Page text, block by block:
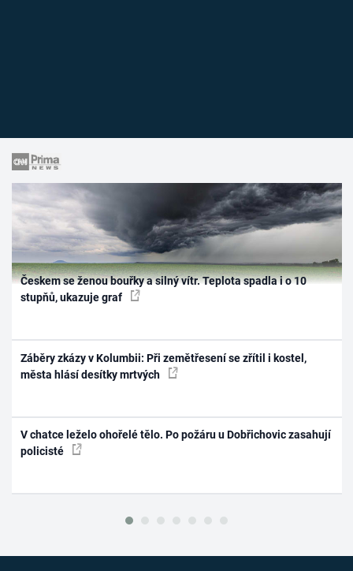
Českem se ženou bouřky a silný vítr. Teplota spadla i o 10
stupňů, ukazuje graf
Záběry zkázy v Kolumbii: Při zemětřesení se zřítil i kostel,
města hlásí desítky mrtvých
V chatce leželo ohořelé tělo. Po požáru u Dobřichovic zasahují
policisté